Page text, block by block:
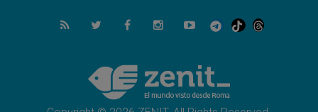
07.08.2026
Lanzan un proyecto de empoderamiento
Programa oficial del Viaje Apostólico del
Papa León XIV a Francia